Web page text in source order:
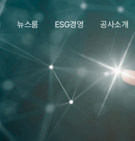
뉴스룸 ESG경영 공사소개